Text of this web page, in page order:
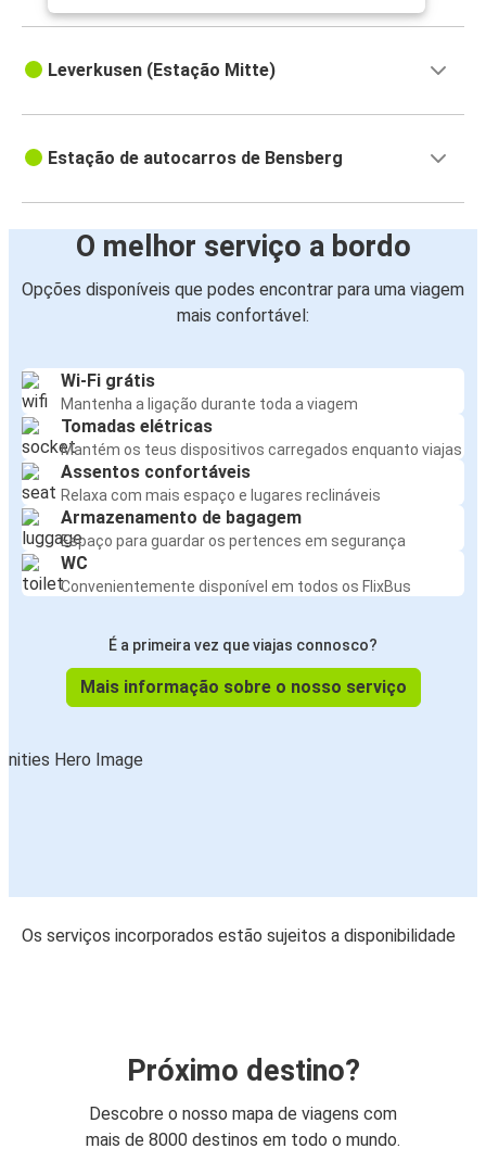
Leverkusen (Estação Mitte)
Estação de autocarros de Bensberg
O melhor serviço a bordo
Opções disponíveis que podes encontrar para uma viagem
mais confortável:
Wi-Fi grátis
Mantenha a ligação durante toda a viagem
Tomadas elétricas
Mantém os teus dispositivos carregados enquanto viajas
Assentos confortáveis
Relaxa com mais espaço e lugares reclináveis
Armazenamento de bagagem
Espaço para guardar os pertences em segurança
WC
Convenientemente disponível em todos os FlixBus
É a primeira vez que viajas connosco?
Mais informação sobre o nosso serviço
Os serviços incorporados estão sujeitos a disponibilidade
Próximo destino?
Descobre o nosso mapa de viagens com
mais de 8000 destinos em todo o mundo.